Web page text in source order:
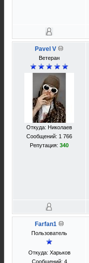
Pavel V
Ветеран
Откуда: Николаев
Сообщений: 1 766
Репутация: 340
Farfan1
Пользователь
Откуда: Харьков
Сообщений: 4